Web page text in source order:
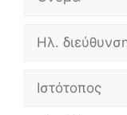
διεύθυνση